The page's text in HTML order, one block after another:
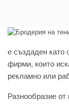
e създаден като
фирми, които
рекламно или
Разнообразие